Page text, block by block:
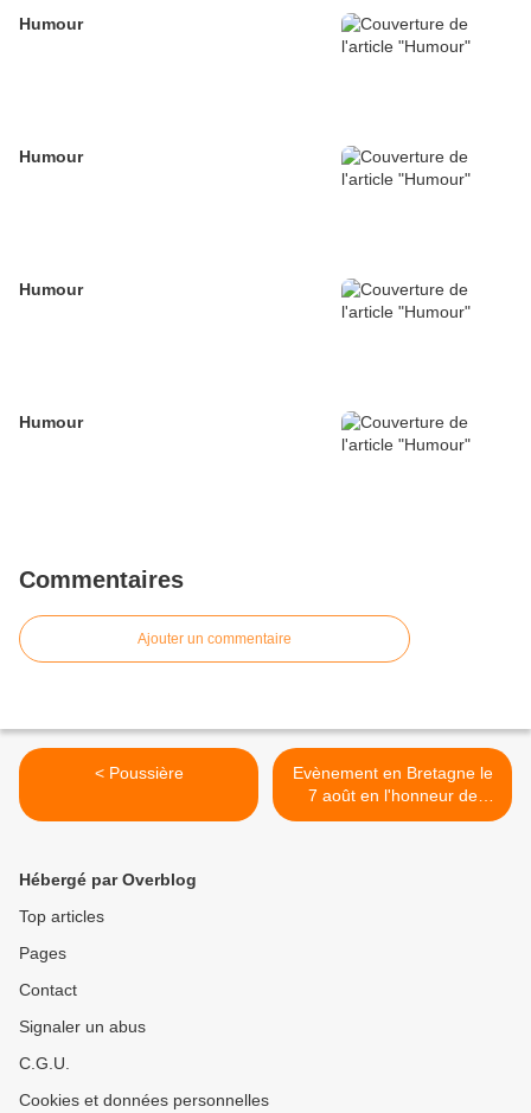
Humour
Humour
Humour
Humour
Commentaires
Ajouter un commentaire
< Poussière
Evènement en Bretagne le
7 août en l'honneur de
Saint Martial, apôtre des
Hébergé par Overblog
Top articles
Pages
Contact
Signaler un abus
C.G.U.
Cookies et données personnelles